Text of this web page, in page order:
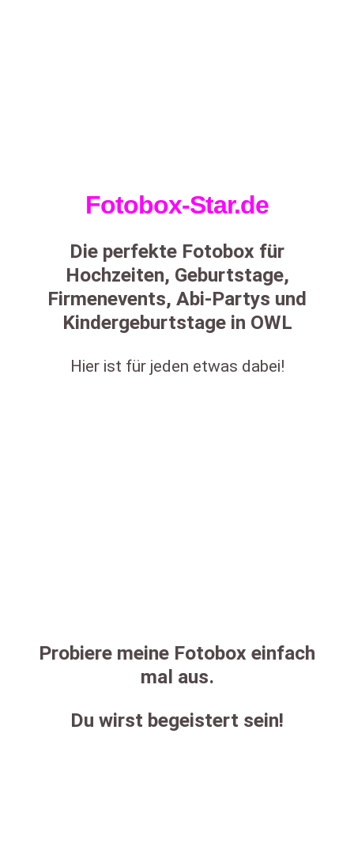
Fotobox-Star.de
Die perfekte Fotobox für
Hochzeiten, Geburtstage,
Firmenevents, Abi-Partys und
Kindergeburtstage in OWL
Hier ist für jeden etwas dabei!
Probiere meine Fotobox einfach
mal aus.
Du wirst begeistert sein!